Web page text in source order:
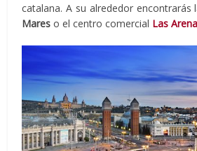
catalana. A su alrededor encontrarás
Mares o el centro comercial Las